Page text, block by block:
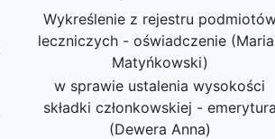
Wykreślenie z rejestru
leczniczych - oświadczenie
Matyńkowski)
w sprawie ustalenia wysokości
składki członkowskiej -
(Dewera Anna)